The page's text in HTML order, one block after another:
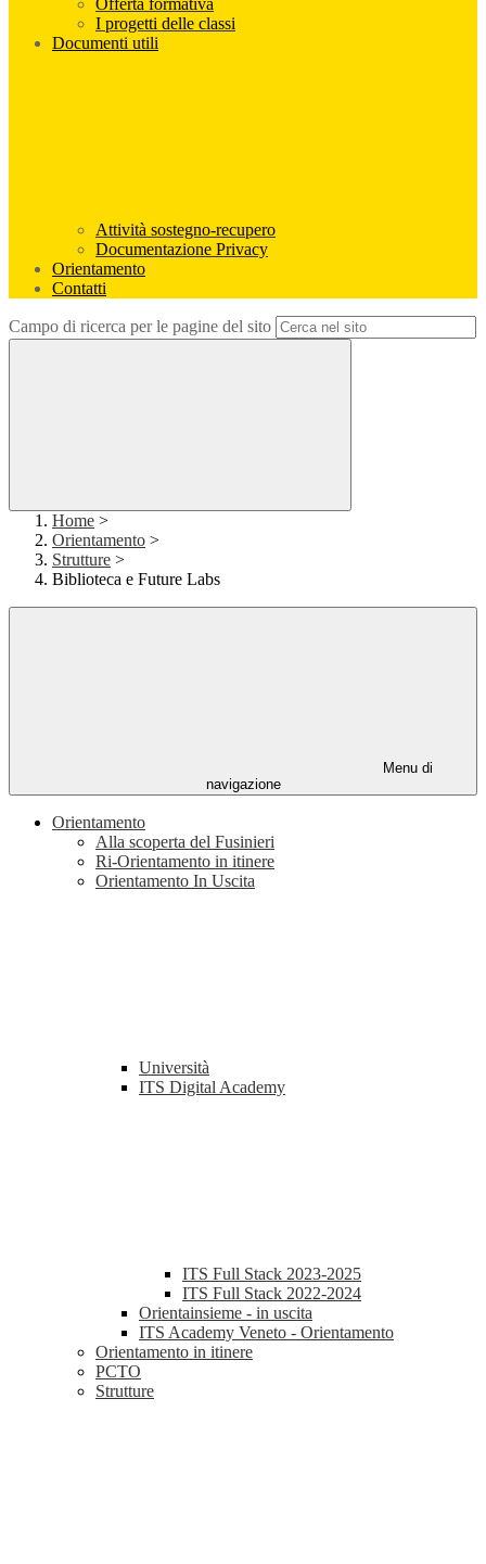
Offerta formativa
I progetti delle classi
Documenti utili
Attività sostegno-recupero
Documentazione Privacy
Orientamento
Contatti
Campo di ricerca per le pagine del sito
Home >
Orientamento >
Strutture >
Biblioteca e Future Labs
Menu di
navigazione
Orientamento
Alla scoperta del Fusinieri
Ri-Orientamento in itinere
Orientamento In Uscita
Università
ITS Digital Academy
ITS Full Stack 2023-2025
ITS Full Stack 2022-2024
Orientainsieme - in uscita
ITS Academy Veneto - Orientamento
Orientamento in itinere
PCTO
Strutture